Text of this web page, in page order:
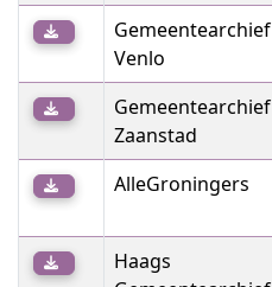
Gemeentearchief
Venlo
Gemeentearchief
Zaanstad
AlleGroningers
Haags